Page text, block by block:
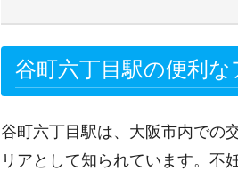
谷町六丁目駅の便利
谷町六丁目駅は、大阪市内での
リアとして知られています。不